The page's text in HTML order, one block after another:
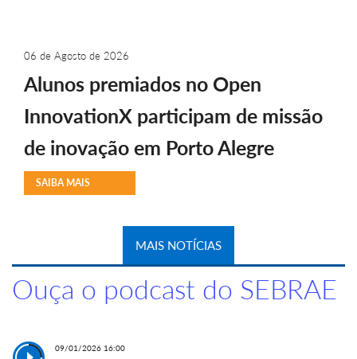
06 de Agosto de 2026
Alunos premiados no Open
InnovationX participam de missão
de inovação em Porto Alegre
SAIBA MAIS
MAIS NOTÍCIAS
Ouça o podcast do SEBRAE
09/01/2026 16:00